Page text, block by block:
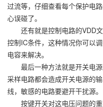
过流等，仔细查看每个保护电
心误碰了。
还有就是控制电路的VDD文
控制IC条件，这种情况你可以
电容来解决。
最后一种方法就是开关电源
采样电路都会造成开关电源的
线，敏感的电路要避开干扰源。
按键开关对这电压问题的